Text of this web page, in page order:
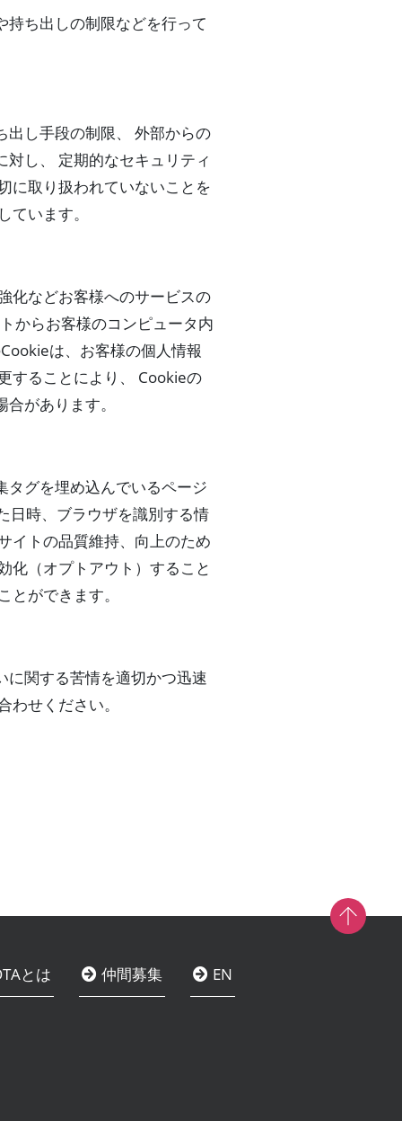
ち出しの制限などを行って
出し手段の制限、 外部からの
し、 定期的なセキュリティ
に取り扱われていないことを
います。
化などお客様へのサービスの
からお客様のコンピュータ内
は、お客様の個人情報
することにより、 Cookieの
があります。
タグを埋め込んでいるページ
日時、ブラウザを識別する情
イトの品質維持、向上のため
化（オプトアウト）すること
ができます。
に関する苦情を適切かつ迅速
せください。
とは 仲間募集 EN